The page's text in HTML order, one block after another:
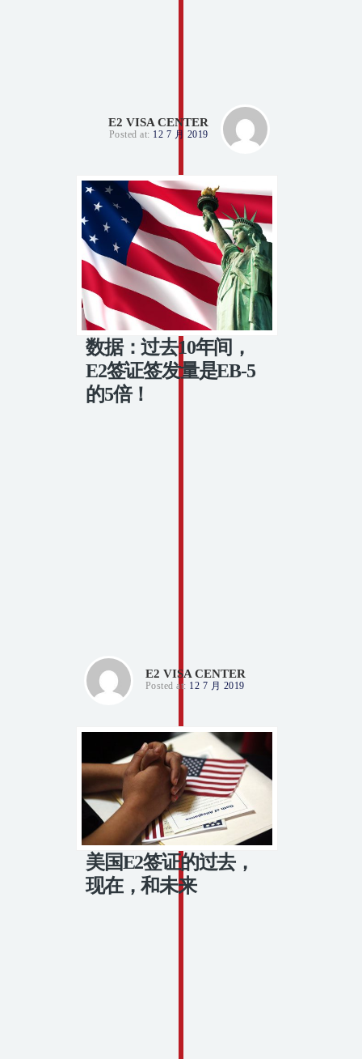
E2 VISA CENTER
Posted at: 12 7 月 2019
数据：过去10年间，
E2签证签发量是EB-5
的5倍！
E2 VISA CENTER
Posted at: 12 7 月 2019
美国E2签证的过去，
现在，和未来